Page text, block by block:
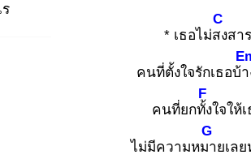
* เธอไม่สง
C
สาร
คนที่ตั้งใจรักเธอบ้า
คนที่ยกทั้ง
F
ใจให้
ไม่มีความหมา
G
ยเล